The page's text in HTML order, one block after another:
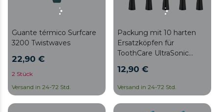
Guante térmico Surfcare
3200 Twistwaves
22,90 €
2 Stück
Versand in 24-72 Std.
Packung mit 10 harten
Ersatzköpfen für
ToothCare UltraSonic
12,90 €
Versand in 24-72 Std.